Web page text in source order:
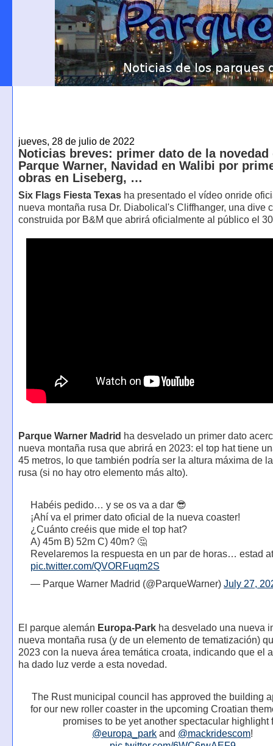
jueves, 28 de julio de 2022
Noticias breves: primer dato de la novedad
Parque Warner, Navidad en Walibi por
obras en Liseberg, …
Six Flags Fiesta Texasha presentado el vídeo onride
nueva montaña rusa Dr. Diabolical's Cliffhanger, una dive
construida por B&M que abrirá oficialmente al público el
Parque Warner Madrid ha desvelado un primer dato
nueva montaña rusa que abrirá en 2023: el top hat tiene
45 metros, lo que también podría ser la altura máxima de
rusa (si no hay otro elemento más alto).
Habéis pedido… y se os va a dar 😎
¡Ahí va el primer dato oficial de la nueva coaster!
¿Cuánto creéis que mide el top hat?
A) 45m B) 52m C) 40m? 🤔
Revelaremos la respuesta en un par de horas… estad
pic.twitter.com/QVORFuqm2S
— Parque Warner Madrid (@ParqueWarner) July 27,
El parque alemán Europa-Parkha desvelado una nueva
nueva montaña rusa (y de un elemento de tematización)
2023 con la nueva área temática croata, indicando que el
ha dado luz verde a esta novedad.
The Rust municipal council has approved the building
for our new roller coaster in the upcoming Croatian
promises to be yet another spectacular highlight
@europa_park and @mackridescom!